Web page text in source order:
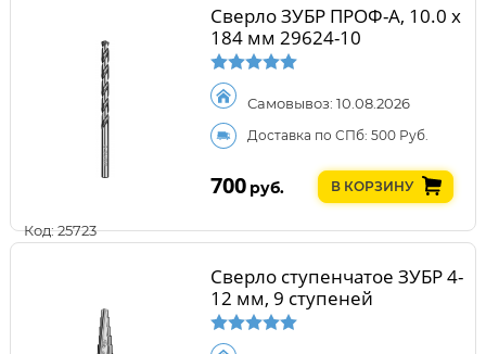
Код: 25723
Сверло ЗУБР ПРОФ-А, 10.0 х
184 мм 29624-10
Самовывоз: 10.08.2026
Доставка по СПб: 500 Руб.
700 руб. В КОРЗИНУ
Сверло ступенчатое ЗУБР 4-
12 мм, 9 ступеней